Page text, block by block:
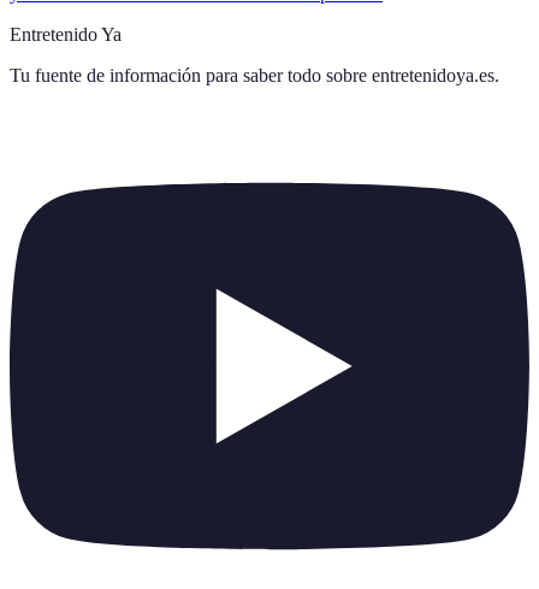
Entretenido Ya
Tu fuente de información para saber todo sobre entretenidoya.es.